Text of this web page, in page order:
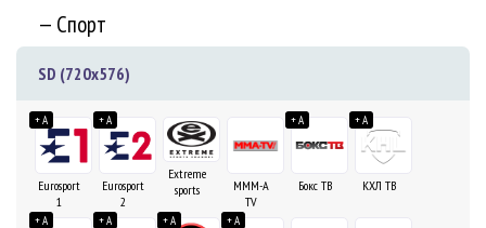
— Спорт
SD (720x576)
+ A
Eurosport
1
+ A
Eurosport
2
Extreme
sports
MMM-A
TV
+ A
Бокс ТВ
+ A
КХЛ ТВ
+ A + A + A + A